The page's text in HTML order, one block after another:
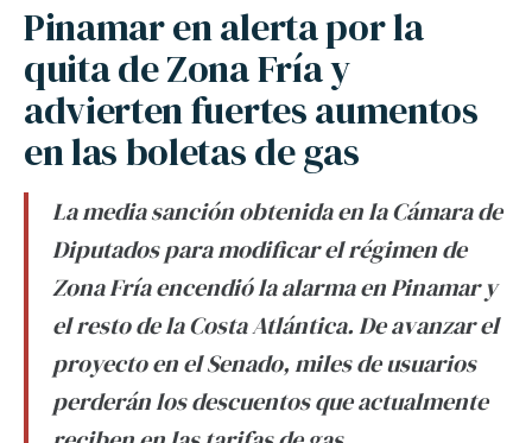
Pinamar en alerta por la
quita de Zona Fría y
advierten fuertes aumentos
en las boletas de gas
La media sanción obtenida en la Cámara de
Diputados para modificar el régimen de
Zona Fría encendió la alarma en Pinamar y
el resto de la Costa Atlántica. De avanzar el
proyecto en el Senado, miles de usuarios
perderán los descuentos que actualmente